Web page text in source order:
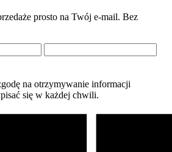
prosto na Twój e-mail. Bez
na otrzymywanie informacji
się w każdej chwili.